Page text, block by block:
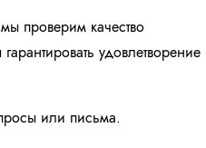
проверим качество
удовлетворение
или письма.